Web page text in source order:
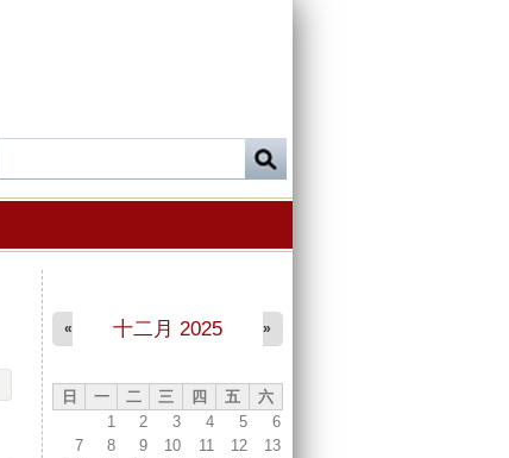
十二月 2025
« »
日 一 二 三 四 五
六
1
2 3 4 5
6
7
8 9 10 11 12
13